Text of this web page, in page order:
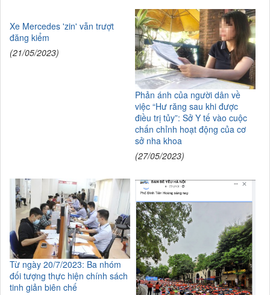
Xe Mercedes 'zin' vẫn trượt
đăng kiểm
(21/05/2023)
Phản ánh của người dân về
việc “Hư răng sau khi được
điều trị tủy”: Sở Y tế vào cuộc
chấn chỉnh hoạt động của cơ
sở nha khoa
(27/05/2023)
Từ ngày 20/7/2023: Ba nhóm
đối tượng thực hiện chính sách
tinh giản biên chế